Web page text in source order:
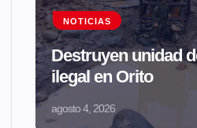
NOTICIAS
Destruyen unidad
ilegal en Orito
agosto 4, 2026